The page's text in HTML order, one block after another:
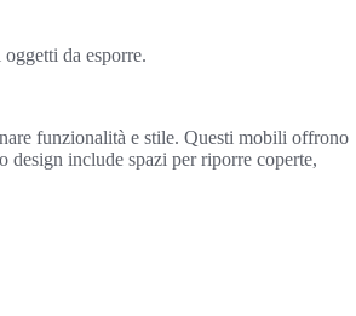
da esporre.
funzionalità e stile. Questi mobili offrono
design include spazi per riporre coperte,